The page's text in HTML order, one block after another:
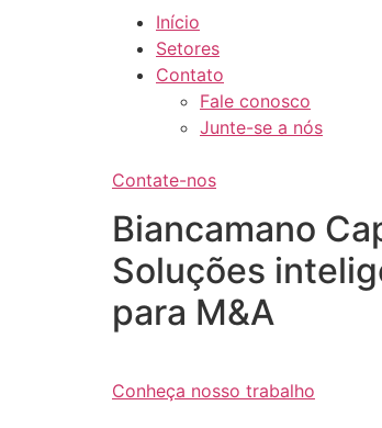
Início
Setores
Contato
Fale conosco
Junte-se a nós
Contate-nos
Biancamano
Soluções
para M&A
Conheça nosso trabalho